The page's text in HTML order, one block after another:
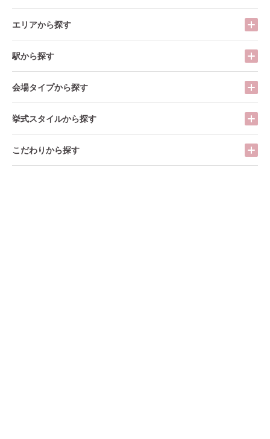
エリアから探す
駅から探す
会場タイプから探す
挙式スタイルから探す
こだわりから探す